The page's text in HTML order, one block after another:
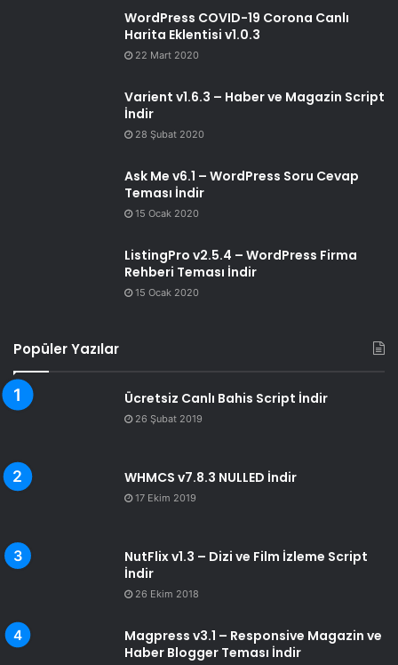
WordPress COVID-19 Corona Canlı
Harita Eklentisi v1.0.3
22 Mart 2020
Varient v1.6.3 – Haber ve Magazin Script
İndir
28 Şubat 2020
Ask Me v6.1 – WordPress Soru Cevap
Teması İndir
15 Ocak 2020
ListingPro v2.5.4 – WordPress Firma
Rehberi Teması İndir
15 Ocak 2020
Popüler Yazılar
Ücretsiz Canlı Bahis Script İndir
26 Şubat 2019
WHMCS v7.8.3 NULLED İndir
17 Ekim 2019
NutFlix v1.3 – Dizi ve Film İzleme Script
İndir
26 Ekim 2018
Magpress v3.1 – Responsive Magazin ve
Haber Blogger Teması İndir